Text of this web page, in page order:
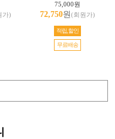
가)
75,000원
72,750원(회원가)
적립,할인
무료배송